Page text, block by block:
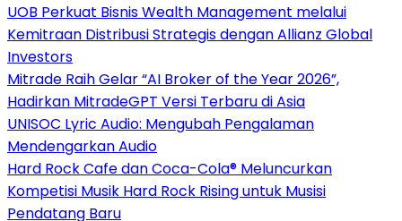
UOB Perkuat Bisnis Wealth Management melalui
Kemitraan Distribusi Strategis dengan Allianz Global
Investors
Mitrade Raih Gelar “AI Broker of the Year 2026”,
Hadirkan MitradeGPT Versi Terbaru di Asia
UNISOC Lyric Audio: Mengubah Pengalaman
Mendengarkan Audio
Hard Rock Cafe dan Coca-Cola® Meluncurkan
Kompetisi Musik Hard Rock Rising untuk Musisi
Pendatang Baru